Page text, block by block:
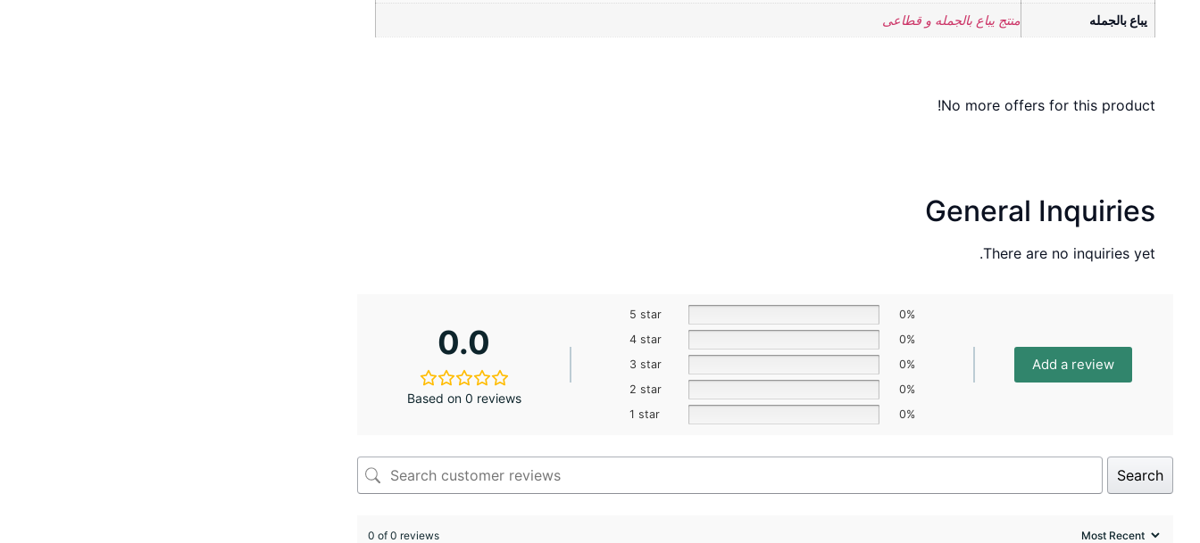
يباع بالجمله منتج يباع بالجمله و قطاعى
No more offers for this product!
General Inquiries
There are no inquiries yet.
0.0
Based on 0 reviews
5 star
0%
4 star
0%
3 star
0%
2 star
0%
1 star
0%
Add a review
Search
0 of 0 reviews